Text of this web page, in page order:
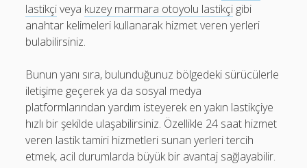
lastikçiveya kuzey marmara otoyolu lastikçi gibi
anahtar kelimeleri kullanarak hizmet veren yerleri
bulabilirsiniz.
Bunun yanı sıra, bulunduğunuz bölgedeki sürücülerle
iletişime geçerek ya da sosyal medya
platformlarından yardım isteyerek en yakın lastikçiye
hızlı bir şekilde ulaşabilirsiniz. Özellikle 24 saat hizmet
veren lastik tamiri hizmetleri sunan yerleri tercih
etmek, acil durumlarda büyük bir avantaj sağlayabilir.